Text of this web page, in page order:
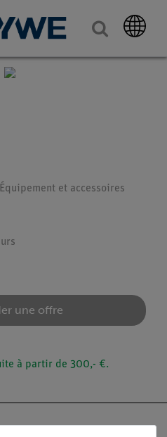
et accessoires
une offre
à partir de 300,- €.